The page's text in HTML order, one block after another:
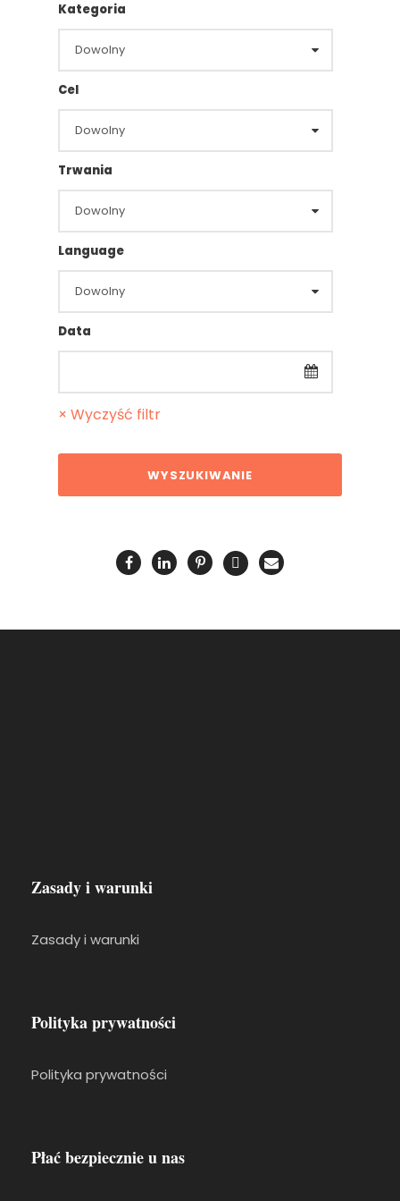
Kategoria
Cel
Trwania
Language
Data
× Wyczyść filtr
Zasady i warunki
Zasady i warunki
Polityka prywatności
Polityka prywatności
Płać bezpiecznie u nas